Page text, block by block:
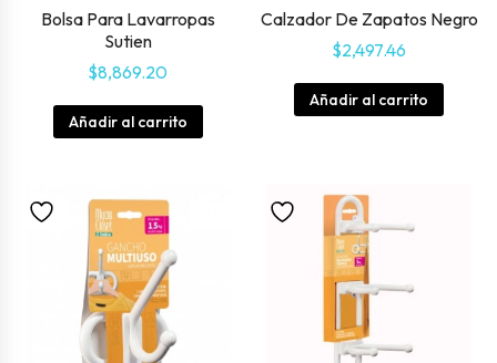
Bolsa Para Lavarropas
Sutien
$8,869.20
Añadir al carrito
Calzador De Zapatos Negro
$2,497.46
Añadir al carrito